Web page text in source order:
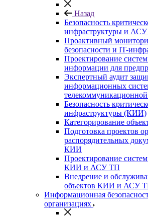
Назад
Безопасность
инфраструктуры и
Проактивный
безопасности и IT-
Проектирование
информации для
Экспертный аудит
информационных
Безопасность
инфраструктуры (КИИ)
Категорирование
Подготовка проектов
распорядительных
КИИ
Проектирование
КИИ и АСУ ТП
Внедрение и
объектов КИИ и АСУ
Информационная
организациях